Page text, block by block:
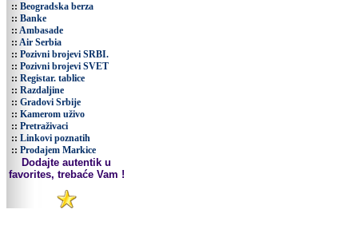
:: Beogradska berza
:: Banke
:: Ambasade
:: Air Serbia
:: Pozivni brojevi SRBI.
:: Pozivni brojevi SVET
:: Registar. tablice
:: Razdaljine
:: Gradovi Srbije
:: Kamerom uživo
:: Pretraživaci
:: Linkovi poznatih
:: Prodajem Markice
Dodajte autentik u
favorites, trebaće Vam !